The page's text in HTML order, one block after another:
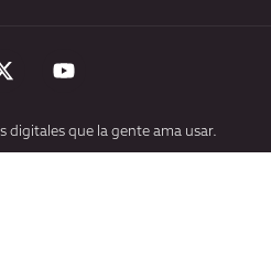
digitales que la gente ama usar.